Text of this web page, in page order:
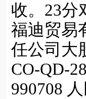
收。23分
福迪贸易
任公司大
CO-QD-
990708